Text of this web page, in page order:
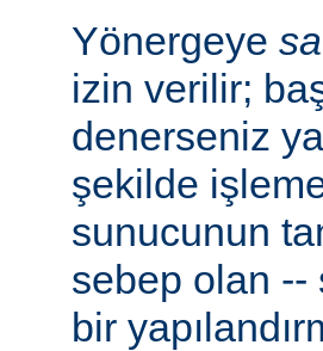
Yönergeye
izin verilir;
denerseniz
şekilde
sunucunun
sebep olan --
bir